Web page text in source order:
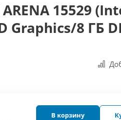
15529
Graphics/8 ГБ
В корзину